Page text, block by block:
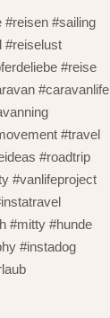
#reisen #sailing
#reiselust
#reise
#caravanlife
#travel
#roadtrip
#vanlifeproject
#mitty #hunde
#instadog